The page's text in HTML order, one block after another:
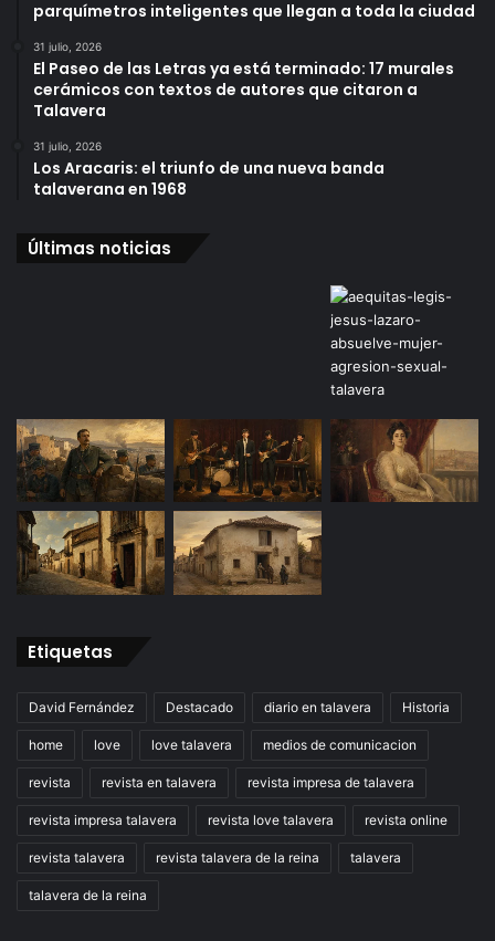
parquímetros inteligentes que llegan a toda la ciudad
31 julio, 2026
El Paseo de las Letras ya está terminado: 17 murales
cerámicos con textos de autores que citaron a
Talavera
31 julio, 2026
Los Aracaris: el triunfo de una nueva banda
talaverana en 1968
Últimas noticias
Etiquetas
David Fernández Destacado diario en talavera Historia
home love love talavera medios de comunicacion
revista revista en talavera revista impresa de talavera
revista impresa talavera revista love talavera revista online
revista talavera revista talavera de la reina talavera
talavera de la reina